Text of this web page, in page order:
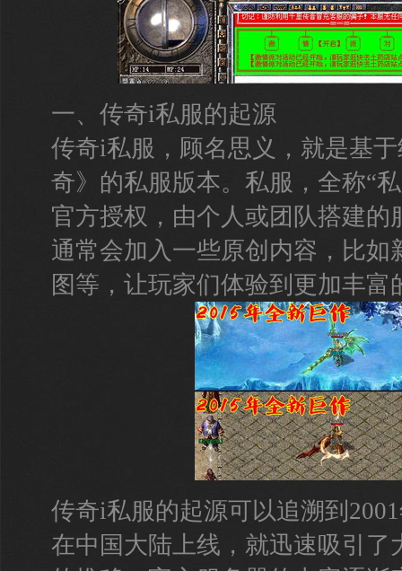
一、传奇i私服的起源
传奇i私服，顾名思义，就是基
奇》的私服版本。私服，全称“
官方授权，由个人或团队搭建的
通常会加入一些原创内容，比如
图等，让玩家们体验到更加丰富
传奇i私服的起源可以追溯到
在中国大陆上线，就迅速吸引了